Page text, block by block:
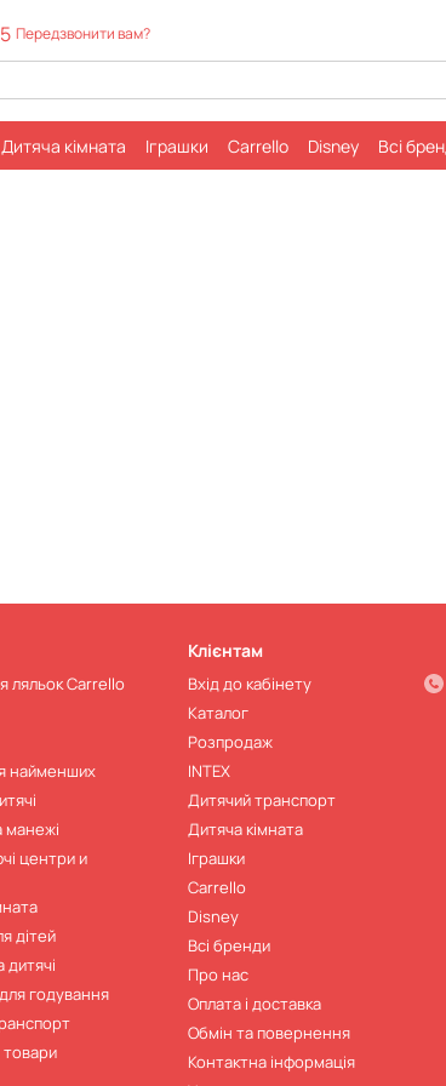
Передзвонити вам?
Дитячa кімната Іграшки Carrello Disney
Всі
Контактна інформація
Угода користувача
ляльок Carrello
найменших
манежі
центри и
дітей
дитячі
годування
товари
Клієнтам
Вхід до кабінету
Каталог
Розпродаж
INTEX
Дитячий транспорт
Дитячa кімната
Іграшки
Carrello
Disney
Всі бренди
Про нас
Оплата і доставка
Обмін та повернення
Контактна інформація